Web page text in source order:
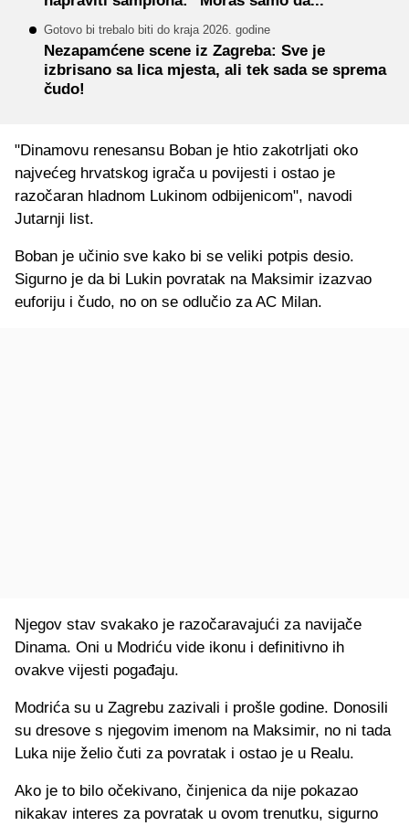
Gotovo bi trebalo biti do kraja 2026. godine
Nezapamćene scene iz Zagreba: Sve je
izbrisano sa lica mjesta, ali tek sada se sprema
čudo!
"Dinamovu renesansu Boban je htio zakotrljati oko
najvećeg hrvatskog igrača u povijesti i ostao je
razočaran hladnom Lukinom odbijenicom", navodi
Jutarnji list.
Boban je učinio sve kako bi se veliki potpis desio.
Sigurno je da bi Lukin povratak na Maksimir izazvao
euforiju i čudo, no on se odlučio za AC Milan.
Njegov stav svakako je razočaravajući za navijače
Dinama. Oni u Modriću vide ikonu i definitivno ih
ovakve vijesti pogađaju.
Modrića su u Zagrebu zazivali i prošle godine. Donosili
su dresove s njegovim imenom na Maksimir, no ni tada
Luka nije želio čuti za povratak i ostao je u Realu.
Ako je to bilo očekivano, činjenica da nije pokazao
nikakav interes za povratak u ovom trenutku, sigurno